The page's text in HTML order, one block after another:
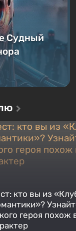
Судный
кто вы из
героя похож